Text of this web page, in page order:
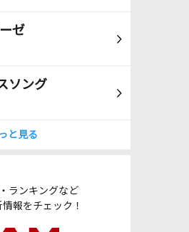
ゼ
ソング
と見る
ランキングなど
報をチェック！